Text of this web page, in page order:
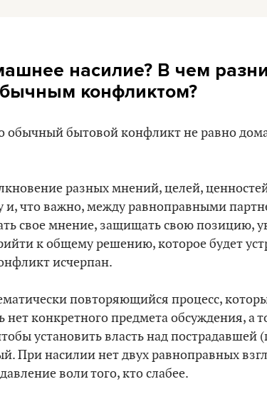
насилие? В чем
конфликтом?
обычный бытовой конфликт не равно
разных мнений, целей,
и, что важно, между равноправными
свое мнение, защищать свою позицию,
к общему решению, которое будет
исчерпан.
повторяющийся процесс,
нет конкретного предмета обсуждения, а
установить власть над
При насилии нет двух равноправных
воли того, кто слабее.